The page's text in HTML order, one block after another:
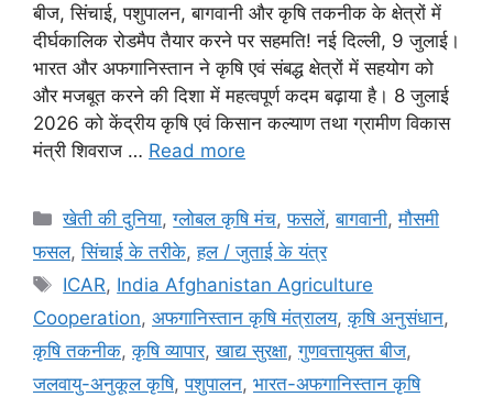
बीज, सिंचाई, पशुपालन, बागवानी और कृषि तकनीक के क्षेत्रों में
दीर्घकालिक रोडमैप तैयार करने पर सहमति! नई दिल्ली, 9 जुलाई।
भारत और अफगानिस्तान ने कृषि एवं संबद्ध क्षेत्रों में सहयोग को
और मजबूत करने की दिशा में महत्वपूर्ण कदम बढ़ाया है। 8 जुलाई
2026 को केंद्रीय कृषि एवं किसान कल्याण तथा ग्रामीण विकास
मंत्री शिवराज … Read more
खेती की दुनिया,ग्लोबल कृषि मंच,फसलें,बागवानी,मौसमी
फसल,सिंचाई के तरीके,हल / जुताई के यंत्र
ICAR, India Afghanistan Agriculture
Cooperation, अफगानिस्तान कृषि मंत्रालय,कृषि अनुसंधान,
कृषि तकनीक,कृषि व्यापार,खाद्य सुरक्षा,गुणवत्तायुक्त बीज,
जलवायु-अनुकूल कृषि,पशुपालन, भारत-अफगानिस्तान कृषि